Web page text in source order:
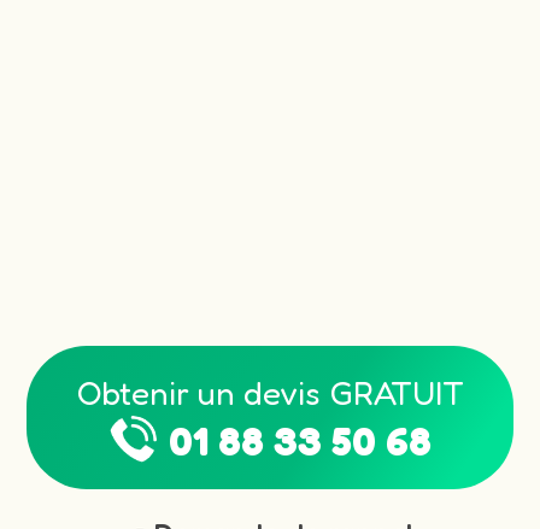
Obtenir un devis GRATUIT
01 88 33 50 68